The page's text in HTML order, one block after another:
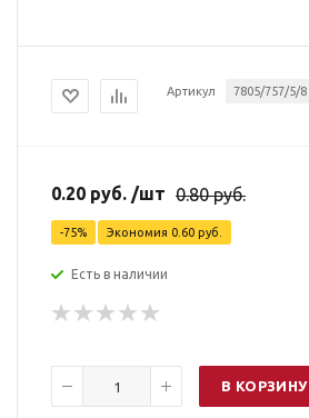
Артикул 7805/757/5/8
0.20 руб. /шт 0.80руб.
-75% Экономия 0.60 руб.
Есть в наличии
В КОРЗИНУ